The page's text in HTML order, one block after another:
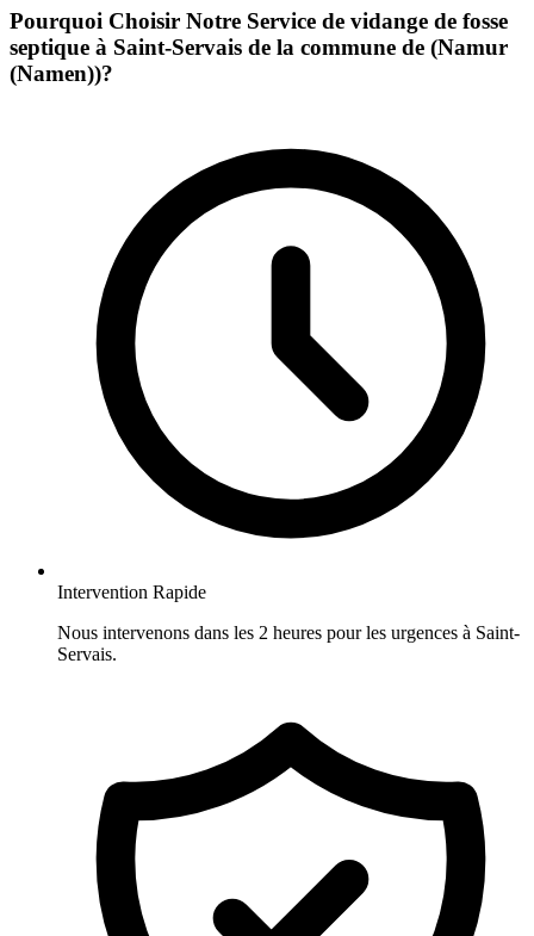
Pourquoi Choisir Notre Service de vidange de fosse
septique à Saint-Servais de la commune de (Namur
(Namen))?
Intervention Rapide
Nous intervenons dans les 2 heures pour les urgences à Saint-
Servais.